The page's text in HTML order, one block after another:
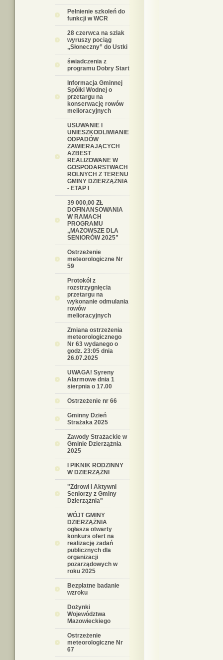
Pełnienie szkoleń do
funkcji w WCR
28 czerwca na szlak
wyruszy pociąg
„Słoneczny” do Ustki
świadczenia z
programu Dobry Start
Informacja Gminnej
Spółki Wodnej o
przetargu na
konserwację rowów
melioracyjnych
USUWANIE I
UNIESZKODLIWIANIE
ODPADÓW
ZAWIERAJĄCYCH
AZBEST
REALIZOWANE W
GOSPODARSTWACH
ROLNYCH Z TERENU
GMINY DZIERZĄŻNIA
- ETAP I
39 000,00 ZŁ
DOFINANSOWANIA
W RAMACH
PROGRAMU
„MAZOWSZE DLA
SENIORÓW 2025”
Ostrzeżenie
meteorologiczne Nr
59
Protokół z
rozstrzygnięcia
przetargu na
wykonanie odmulania
rowów
melioracyjnych
Zmiana ostrzeżenia
meteorologicznego
Nr 63 wydanego o
godz. 23:05 dnia
26.07.2025
UWAGA! Syreny
Alarmowe dnia 1
sierpnia o 17.00
Ostrzeżenie nr 66
Gminny Dzień
Strażaka 2025
Zawody Strażackie w
Gminie Dzierzążnia
2025
I PIKNIK RODZINNY
W DZIERZĄŻNI
"Zdrowi i Aktywni
Seniorzy z Gminy
Dzierzążnia"
WÓJT GMINY
DZIERZĄŻNIA
ogłasza otwarty
konkurs ofert na
realizację zadań
publicznych dla
organizacji
pozarządowych w
roku 2025
Bezpłatne badanie
wzroku
Dożynki
Województwa
Mazowieckiego
Ostrzeżenie
meteorologiczne Nr
67